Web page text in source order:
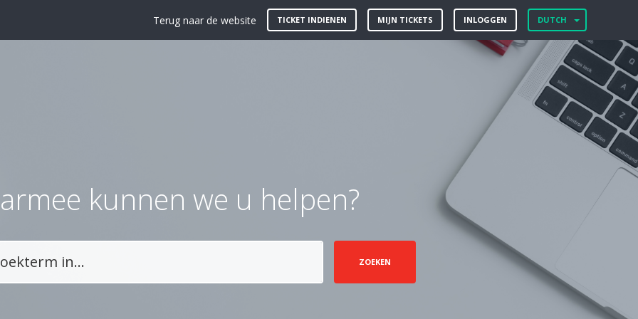
Terug naar de website TICKET INDIENEN MIJN TICKETS DUTCH
INLOGGEN
kunnen we u helpen?
ZOEKEN